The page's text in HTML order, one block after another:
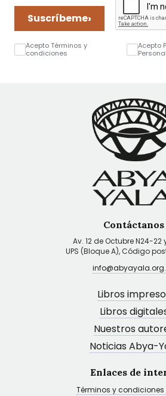
Suscríbeme›
Acepto Términos y
condiciones
Acepto
Contáctanos
Av. 12 de Octubre N24-22
UPS (Bloque A), Código
Libros
Libros
Nuestros
Noticias Abya-
Enlaces de
Términos y condiciones